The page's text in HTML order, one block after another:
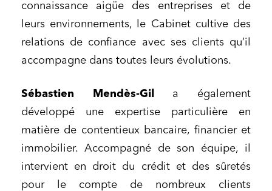
connaissance aigüe des entreprises et de
leurs environnements, le Cabinet cultive des
relations de confiance avec ses clients qu’il
accompagne dans toutes leurs évolutions.
Sébastien Mendès-Gil
a également
développé une expertise particulière en
matière de contentieux bancaire, financier et
immobilier. Accompagné de son équipe, il
intervient en droit du crédit et des sûretés
pour le compte de nombreux clients